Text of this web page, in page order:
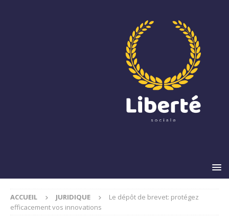
ACCUEIL JURIDIQUE
Le dépôt de brevet: protégez
efficacement vos innovations